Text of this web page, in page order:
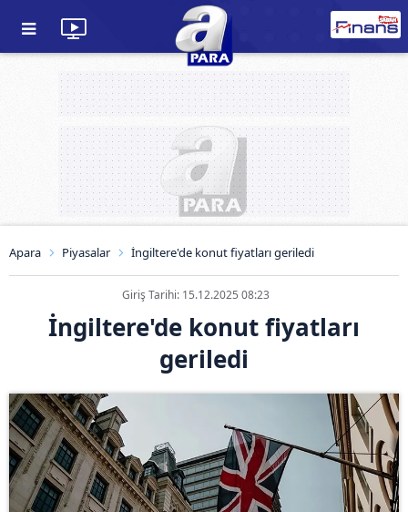
Apara Piyasalar İngiltere'de konut fiyatları geriledi
Giriş Tarihi: 15.12.2025 08:23
İngiltere'de konut fiyatları
geriledi